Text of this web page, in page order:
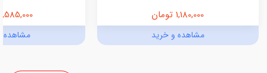
1,180,000 تومان
مشاهده و خرید
1,585,000 تومان
مشاهده